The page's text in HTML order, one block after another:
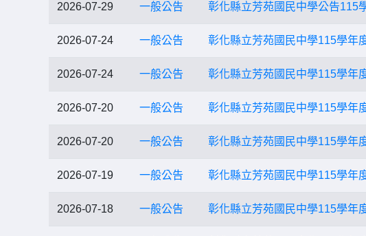
2026-07-29 一般公告 彰化縣立芳苑國民中學公告115
2026-07-24 一般公告 彰化縣立芳苑國民中學115學年
2026-07-24 一般公告 彰化縣立芳苑國民中學115學年
2026-07-20 一般公告 彰化縣立芳苑國民中學115學年
2026-07-20 一般公告 彰化縣立芳苑國民中學115學年
2026-07-19 一般公告 彰化縣立芳苑國民中學115學年
2026-07-18 一般公告 彰化縣立芳苑國民中學115學年